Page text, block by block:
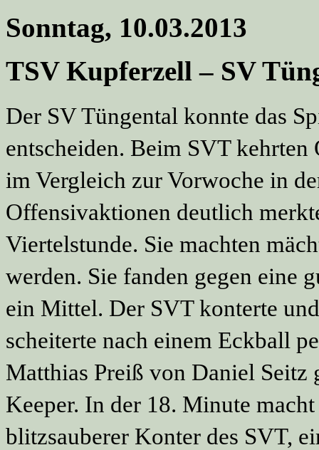
Sonntag, 10.03.2013
TSV Kupferzell – SV
Der SV Tüngental konnte das
entscheiden. Beim SVT
im Vergleich zur Vorwoche in
Offensivaktionen deutlich
Viertelstunde. Sie machten
werden. Sie fanden gegen eine
ein Mittel. Der SVT konterte
scheiterte nach einem Eckball
Matthias Preiß von Daniel Seitz
Keeper. In der 18. Minute
blitzsauberer Konter des SVT,